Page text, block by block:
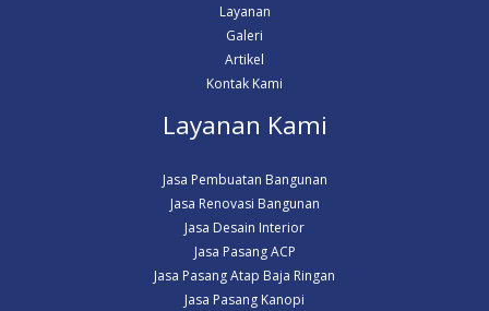
Layanan
Galeri
Artikel
Kontak Kami
Layanan Kami
Jasa Pembuatan Bangunan
Jasa Renovasi Bangunan
Jasa Desain Interior
Jasa Pasang ACP
Jasa Pasang Atap Baja Ringan
Jasa Pasang Kanopi